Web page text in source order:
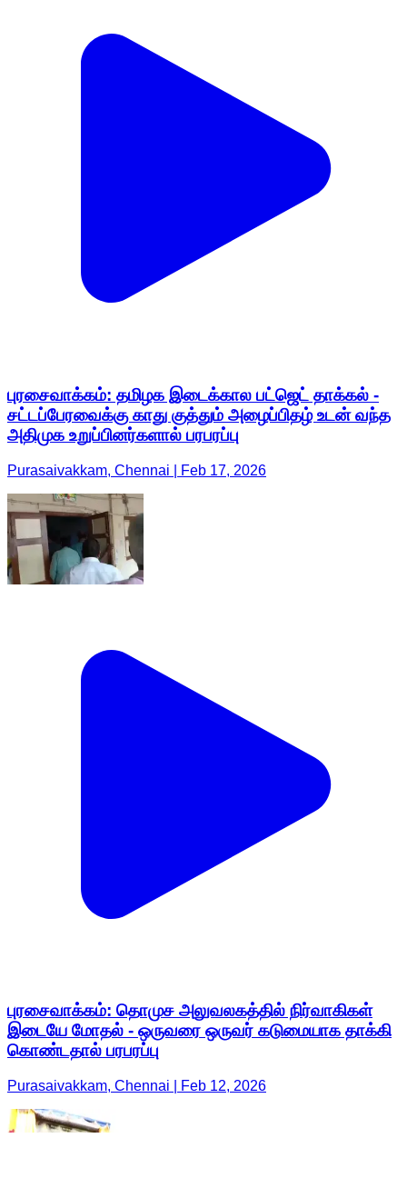
புரசைவாக்கம்: தமிழக இடைக்கால பட்ஜெட் தாக்கல் -
சட்டப்பேரவைக்கு காது குத்தும் அழைப்பிதழ் உடன் வந்த
அதிமுக உறுப்பினர்களால் பரபரப்பு
Purasaivakkam, Chennai | Feb 17, 2026
புரசைவாக்கம்: தொமுச அலுவலகத்தில் நிர்வாகிகள்
இடையே மோதல் - ஒருவரை ஒருவர் கடுமையாக தாக்கி
கொண்டதால் பரபரப்பு
Purasaivakkam, Chennai | Feb 12, 2026